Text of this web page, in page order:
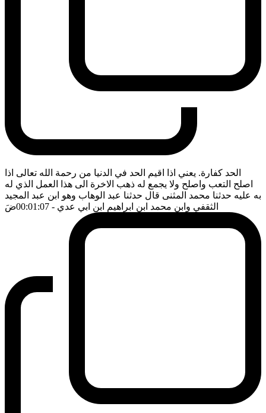
الحد كفارة. يعني اذا اقيم الحد في الدنيا من رحمة الله تعالى اذا
اصلح التعب واصلح ولا يجمع له ذهب الاخرة الى هذا العمل الذي له
به عليه حدثنا محمد المثنى قال حدثنا عبد الوهاب وهو ابن عبد المجيد
الثقفي وابن محمد ابن ابراهيم ابن ابي عدي - 00:01:07 ضَ